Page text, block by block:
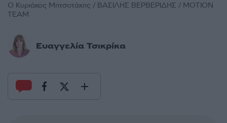
Ο Κυριάκος Μητσοτάκης / ΒΑΣΙΛΗΣ ΒΕΡΒΕΡΙΔΗΣ / MOTION
TEAM
Ευαγγελία Τσικρίκα